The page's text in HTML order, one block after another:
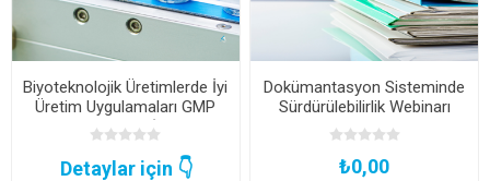
Biyoteknolojik Üretimlerde İyi
Üretim Uygulamaları GMP
Uzmanlık Eğitimi (Şirketlere
Özel)
Detaylar için 👇
Dokümantasyon Sisteminde
Sürdürülebilirlik Webinarı
₺0,00